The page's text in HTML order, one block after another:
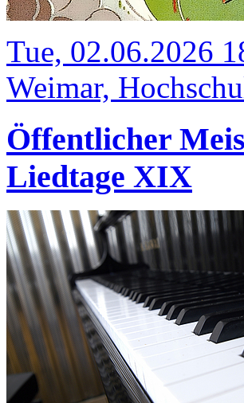
Tue, 02.06.2026
Weimar,
Öffentlicher
Liedtage XIX